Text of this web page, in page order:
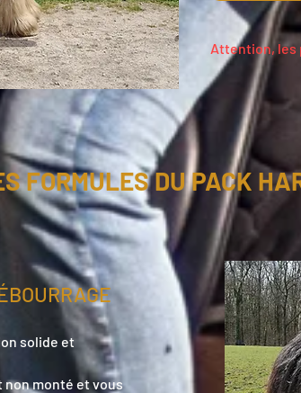
Attention, les
FORMULES DU PACK
solide et
non monté et vous